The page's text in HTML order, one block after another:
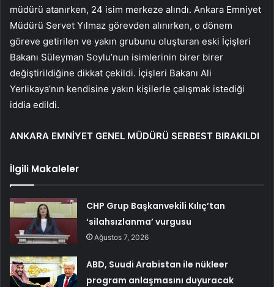
müdürü atanırken, 24 isim merkeze alındı. Ankara Emniyet
Müdürü Servet Yılmaz görevden alınırken, o dönem
göreve getirilen ve yakın grubunu oluşturan eski İçişleri
Bakanı Süleyman Soylu’nun isimlerinin birer birer
değiştirildiğine dikkat çekildi. İçişleri Bakanı Ali
Yerlikaya’nın kendisine yakın kişilerle çalışmak istediği
iddia edildi.
ANKARA EMNİYET GENEL MÜDÜRÜ SERBEST BIRAKILDI
İlgili Makaleler
CHP Grup Başkanvekili Kılıç’tan
‘silahsızlanma’ vurgusu
Ağustos 7, 2026
ABD, Suudi Arabistan ile nükleer
program anlaşmasını duyuracak